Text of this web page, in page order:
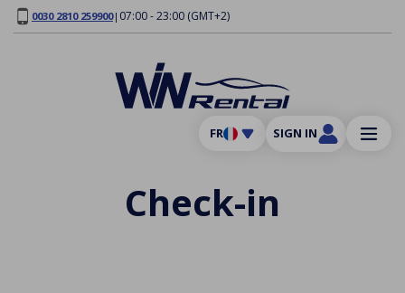
0030 2810 259900| 07:00 - 23:00 (GMT+2)
FR SIGN IN
Check-in